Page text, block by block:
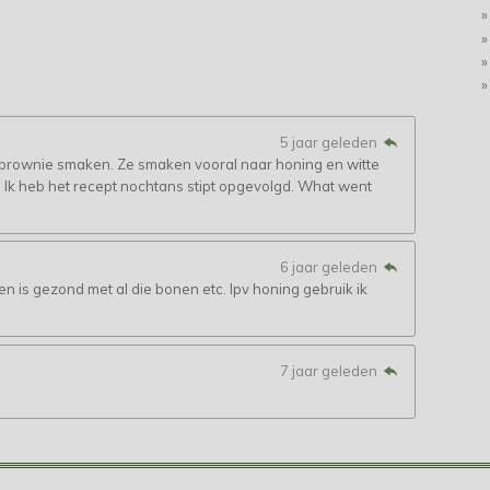
5 jaar geleden
smaken. Ze smaken vooral naar honing en witte
heb het recept nochtans stipt opgevolgd. What went
6 jaar geleden
is gezond met al die bonen etc. Ipv honing gebruik ik
7 jaar geleden